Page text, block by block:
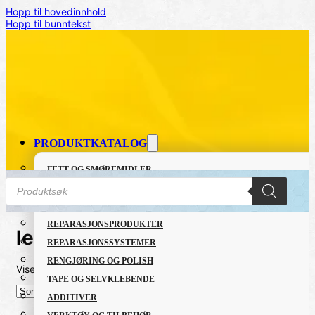
Hopp til hovedinnhold
Hopp til bunntekst
PRODUKTKATALOG
FETT OG SMØREMIDLER
GRUNNING OG LAKK
LIM OG TETTEMASSER
REPARASJONSPRODUKTER
REPARASJONSSYSTEMER
RENGJØRING OG POLISH
TAPE OG SELVKLEBENDE
ADDITIVER
Products
search
leather
Viser det ene resultatet